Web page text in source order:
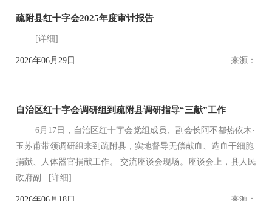
疏附县红十字会2025年度审计报告
[详细]
2026年06月29日 来源：
自治区红十字会调研组到疏附县调研指导“三献”工作
6月17日，自治区红十字会党组成员、副会长阿不都热依木·
玉苏甫带领调研组来到疏附县，实地督导无偿献血、造血干细胞
捐献、人体器官捐献工作。 交流座谈会现场。座谈会上，县人民
政府副...[详细]